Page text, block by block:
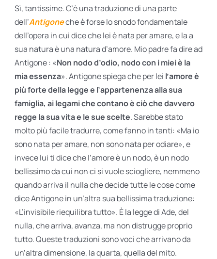
Sì, tantissime. C’è una traduzione di una parte
dell’Antigoneche è forse lo snodo fondamentale
dell’opera in cui dice che lei è nata per amare, e la a
sua natura è una natura d’amore. Mio padre fa dire ad
Antigone : «Non nodo d’odio, nodo con i miei è la
mia essenza». Antigone spiega che per lei l’amore è
più forte della leggee l’appartenenza alla sua
famiglia, ai legami che contano è ciò che davvero
regge la sua vita e le sue scelte. Sarebbe stato
molto più facile tradurre, come fanno in tanti: «Ma io
sono nata per amare, non sono nata per odiare», e
invece lui ti dice che l’amore è un nodo, è un nodo
bellissimo da cui non ci si vuole sciogliere, nemmeno
quando arriva il nulla che decide tutte le cose come
dice Antigone in un’altra sua bellissima traduzione:
«L’invisibile riequilibra tutto». È la legge di Ade, del
nulla, che arriva, avanza, ma non distrugge proprio
tutto. Queste traduzioni sono voci che arrivano da
un’altra dimensione, la quarta, quella del mito.